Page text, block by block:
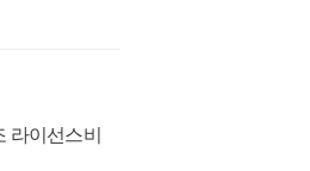
라이선스비